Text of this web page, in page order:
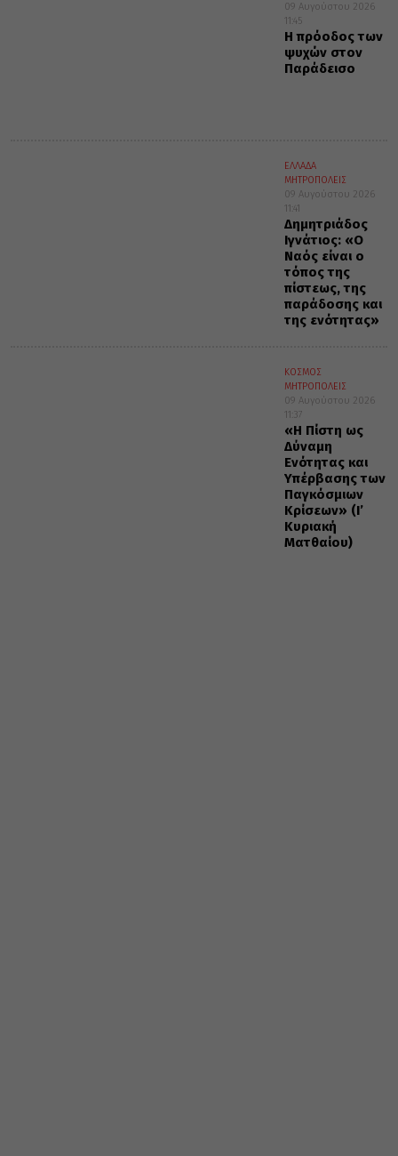
09 Αυγούστου 2026
11:45
Η πρόοδος των
ψυχών στον
Παράδεισο
ΕΛΛΑΔΑ
ΜΗΤΡΟΠΟΛΕΙΣ
09 Αυγούστου 2026
11:41
Δημητριάδος
Ιγνάτιος: «Ο
Ναός είναι ο
τόπος της
πίστεως, της
παράδοσης και
της ενότητας»
ΚΟΣΜΟΣ
ΜΗΤΡΟΠΟΛΕΙΣ
09 Αυγούστου 2026
11:37
«Η Πίστη ως
Δύναμη
Ενότητας και
Υπέρβασης των
Παγκόσμιων
Κρίσεων» (Ι’
Κυριακή
Ματθαίου)